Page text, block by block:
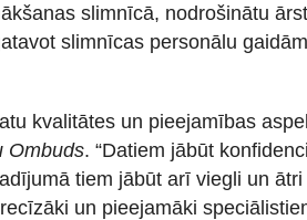
slimnīcā, nodrošinātu
slimnīcas personālu
kvalitātes un pieejamības
Ombuds. “Datiem jābūt
tiem jābūt arī viegli un
un pieejamāki